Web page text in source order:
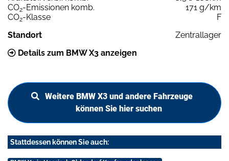
CO2-Emissionen komb.
171 g/km
CO2-Klasse
F
Standort
Zentrallager
Details zum BMW X3 anzeigen
Weitere BMW X3 und andere Fahrzeuge
können Sie hier suchen
Stattdessen können Sie auch: